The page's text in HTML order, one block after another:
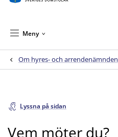
Meny
Om hyres- och arrendenämnden
Lyssna på sidan
Vem möter du?